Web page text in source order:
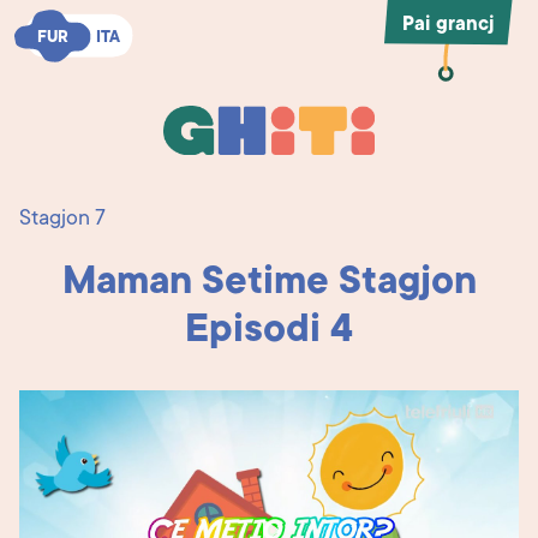
FUR ITA
FUR ITA
Ghiti
Pai grancj
Stagjon 7
Maman Setime Stagjon
Episodi 4